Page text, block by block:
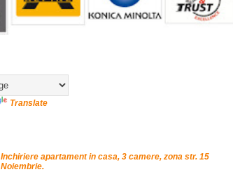
Translate
Inchiriere apartament in casa, 3 camere, zona str. 15
Noiembrie.